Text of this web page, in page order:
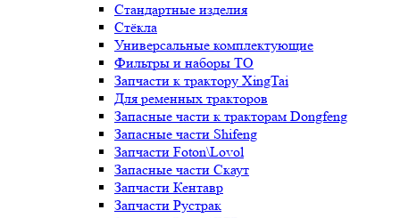
Стандартные изделия
Стёкла
Универсальные комплектующие
Фильтры и наборы ТО
Запчасти к трактору XingTai
Для ременных тракторов
Запасные части к тракторам Dongfeng
Запасные части Shifeng
Запчасти Foton\Lovol
Запасные части Скаут
Запчасти Кентавр
Запчасти Рустрак